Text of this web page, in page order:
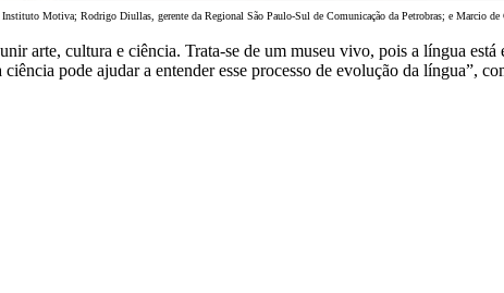
Instituto Motiva; Rodrigo Diullas, gerente da Regional São Paulo-Sul de Comunicação da Petrobras; e Marcio
arte, cultura e ciência. Trata-se de um museu vivo, pois a língua
pode ajudar a entender esse processo de evolução da língua”,